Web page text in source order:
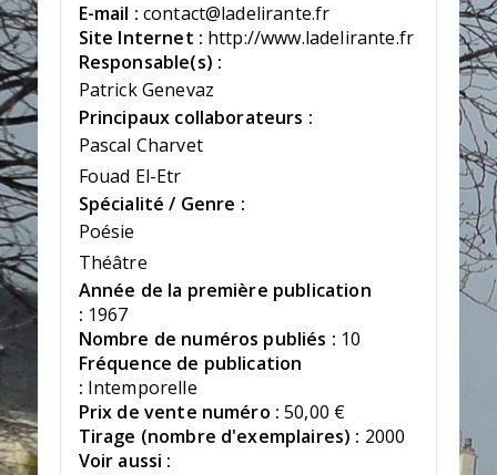
E-mail : contact@ladelirante.fr
Site Internet : http://www.ladelirante.fr
Responsable(s) :
Patrick Genevaz
Principaux collaborateurs :
Pascal Charvet
Fouad El-Etr
Spécialité / Genre :
Poésie
Théâtre
Année de la première publication
: 1967
Nombre de numéros publiés : 10
Fréquence de publication
: Intemporelle
Prix de vente numéro : 50,00 €
Tirage (nombre d'exemplaires) : 2000
Voir aussi :